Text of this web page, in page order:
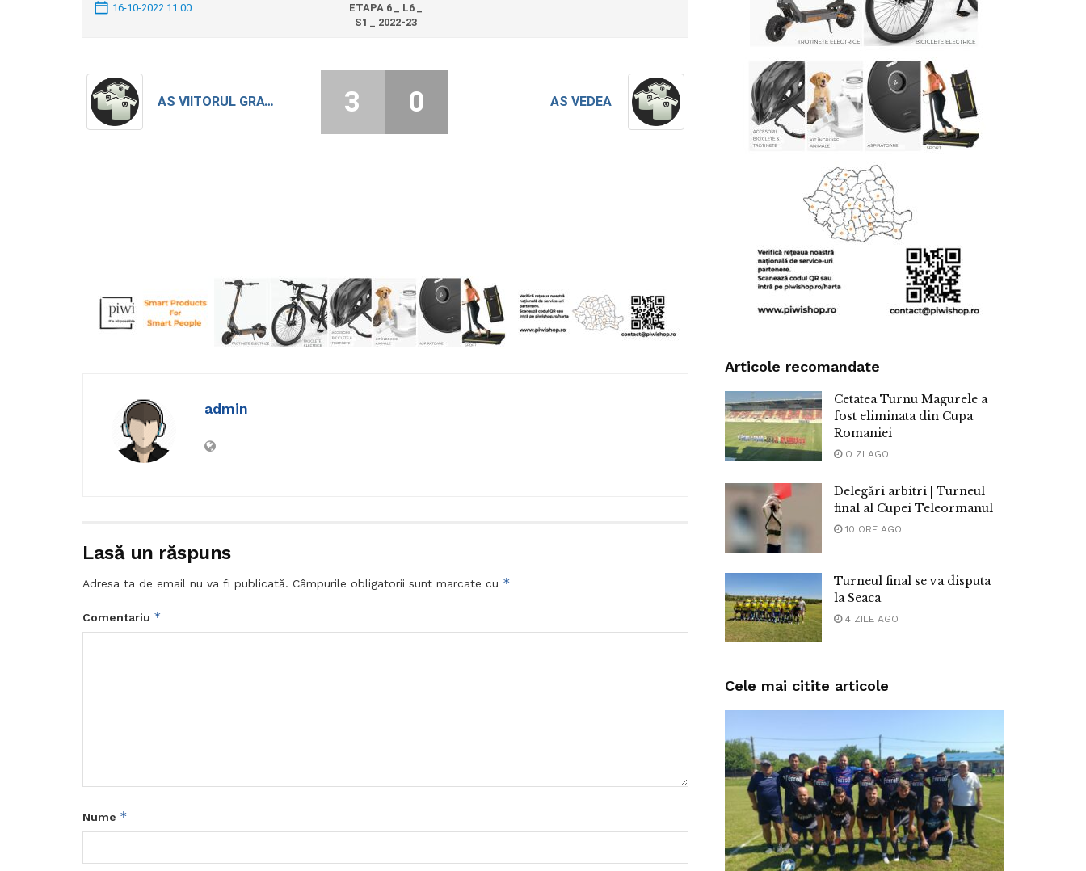
16-10-2022 11:00
ETAPA 6 _ L6 _
S1 _ 2022-23
AS VIITORUL GRATIA AS VEDEA
3 0
admin
Lasă un răspuns
Adresa ta de email nu va fi publicată. Câmpurile obligatorii sunt marcate cu *
Comentariu *
Nume *
Articole recomandate
Cetatea Turnu Magurele a
fost eliminata din Cupa
Romaniei
O ZI AGO
Delegări arbitri | Turneul
final al Cupei Teleormanul
10 ORE AGO
Turneul final se va disputa
la Seaca
4 ZILE AGO
Cele mai citite articole